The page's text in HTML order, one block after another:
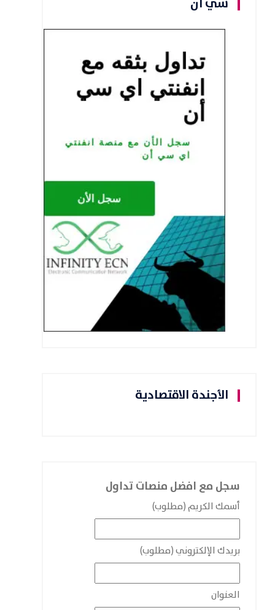
الأجندة الاقتصادية
سجل مع افضل منصات تداول
أسمك الكريم (مطلوب)
بريدك الإلكتروني (مطلوب)
العنوان